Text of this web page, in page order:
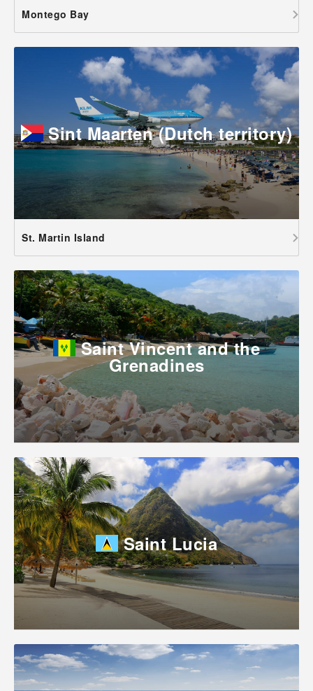
Montego Bay
Sint Maarten (Dutch territory)
St. Martin Island
Saint Vincent and the
Grenadines
Saint Lucia